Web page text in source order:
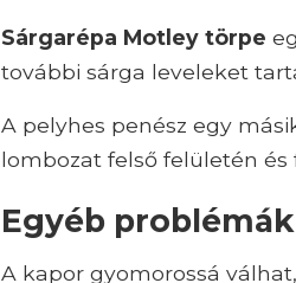
Sárgarépa Motley törpe
további sárga leveleket
A pelyhes penész egy
lombozat felső felületén
Egyéb
A kapor gyomorossá